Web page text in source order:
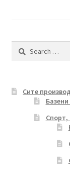
Search
Сите
Спорт,